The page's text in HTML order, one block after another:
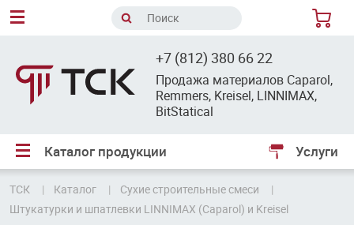
+7 (812) 380 66 22
Продажа материалов Caparol,
Remmers, Kreisel, LINNIMAX,
BitStatical
Каталог продукции Услуги
ТСК Каталог
Сухие строительные смеси
Штукатурки и шпатлевки LINNIMAX (Caparol) и Kreisel